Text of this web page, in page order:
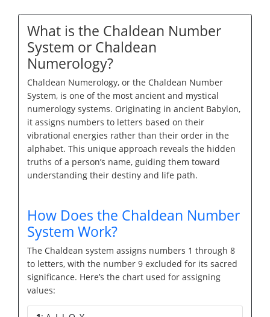
What is the Chaldean Number
System or Chaldean
Numerology?
Chaldean Numerology, or the Chaldean Number
System, is one of the most ancient and mystical
numerology systems. Originating in ancient Babylon,
it assigns numbers to letters based on their
vibrational energies rather than their order in the
alphabet. This unique approach reveals the hidden
truths of a person’s name, guiding them toward
understanding their destiny and life path.
How Does the Chaldean Number
System Work?
The Chaldean system assigns numbers 1 through 8
to letters, with the number 9 excluded for its sacred
significance. Here’s the chart used for assigning
values: